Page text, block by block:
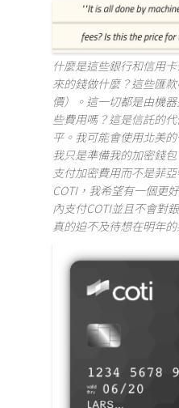
什麼是這些銀行和信用
來的錢做什麼？這些匯
價）。這一切都是由機
些費用嗎？這是信託的
平。我可能會使用北美
我只是準備我的加密錢
支付加密費用而不是菲
COTI，我希望有一個更
內支付COTI並且不會對
真的迫不及待想在明年